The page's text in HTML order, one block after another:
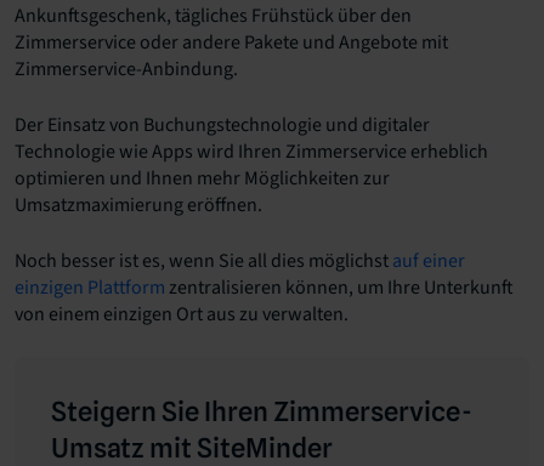
Ankunftsgeschenk, tägliches Frühstück über den
Zimmerservice oder andere Pakete und Angebote mit
Zimmerservice-Anbindung.
Der Einsatz von Buchungstechnologie und digitaler
Technologie wie Apps wird Ihren Zimmerservice erheblich
optimieren und Ihnen mehr Möglichkeiten zur
Umsatzmaximierung eröffnen.
Noch besser ist es, wenn Sie all dies möglichstauf einer
einzigen Plattformzentralisieren können, um Ihre Unterkunft
von einem einzigen Ort aus zu verwalten.
Steigern Sie Ihren Zimmerservice-
Umsatz mit SiteMinder